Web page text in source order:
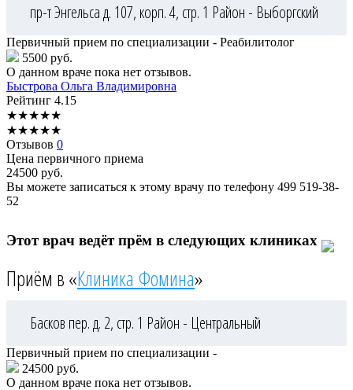
пр-т Энгельса д. 107, корп. 4, стр. 1 Район - Выборгский
Первичный прием по специализации - Реабилитолог
5500 руб.
О данном враче пока нет отзывов.
Быстрова Ольга Владимировна
Рейтинг 4.15
★★★★★
★★★★★
Отзывов 0
Цена первичного приема
24500 руб.
Вы можете записаться к этому врачу по телефону 499 519-38-
52
Этот врач ведёт прём в следующих клиниках
Приём в «Клиника Фомина»
Басков пер. д. 2, стр. 1 Район - Центральный
Первичный прием по специализации -
24500 руб.
О данном враче пока нет отзывов.